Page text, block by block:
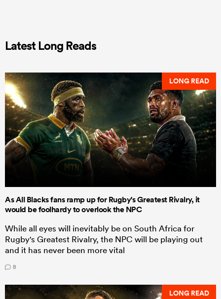
Latest Long Reads
LONG READ
As All Blacks fans ramp up for Rugby's Greatest Rivalry, it
would be foolhardy to overlook the NPC
While all eyes will inevitably be on South Africa for
Rugby's Greatest Rivalry, the NPC will be playing out
and it has never been more vital
8
LONG READ